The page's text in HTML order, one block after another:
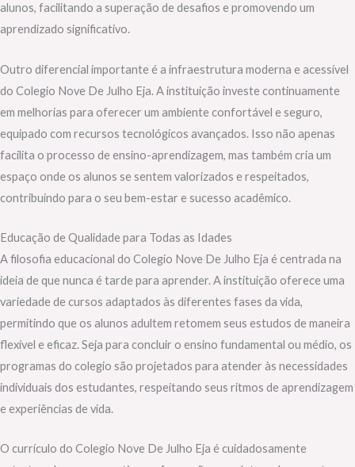
alunos, facilitando a superação de desafios e promovendo um
aprendizado significativo.
Outro diferencial importante é a infraestrutura moderna e acessível
do Colegio Nove De Julho Eja. A instituição investe continuamente
em melhorias para oferecer um ambiente confortável e seguro,
equipado com recursos tecnológicos avançados. Isso não apenas
facilita o processo de ensino-aprendizagem, mas também cria um
espaço onde os alunos se sentem valorizados e respeitados,
contribuindo para o seu bem-estar e sucesso acadêmico.
Educação de Qualidade para Todas as Idades
A filosofia educacional do Colegio Nove De Julho Eja é centrada na
ideia de que nunca é tarde para aprender. A instituição oferece uma
variedade de cursos adaptados às diferentes fases da vida,
permitindo que os alunos adultem retomem seus estudos de maneira
flexível e eficaz. Seja para concluir o ensino fundamental ou médio, os
programas do colegio são projetados para atender às necessidades
individuais dos estudantes, respeitando seus ritmos de aprendizagem
e experiências de vida.
O currículo do Colegio Nove De Julho Eja é cuidadosamente